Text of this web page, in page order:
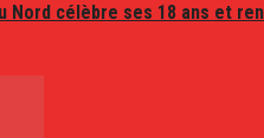
Nord célèbre ses 18 ans et